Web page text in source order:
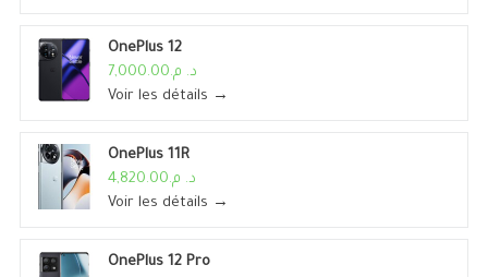
OnePlus 12
د. م.7,000.00
Voir les détails →
OnePlus 11R
د. م.4,820.00
Voir les détails →
OnePlus 12 Pro